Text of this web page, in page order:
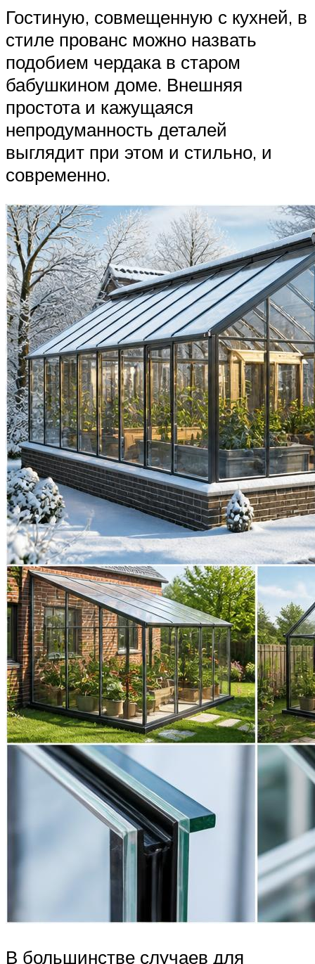
Гостиную, совмещенную с кухней, в
стиле прованс можно назвать
подобием чердака в старом
бабушкином доме. Внешняя
простота и кажущаяся
непродуманность деталей
выглядит при этом и стильно, и
современно.
В большинстве случаев для